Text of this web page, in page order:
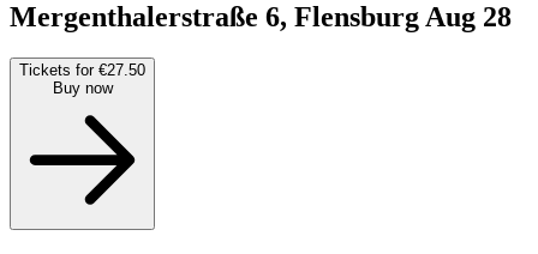
Mergenthalerstraße 6, FlensburgAug 28
Tickets for €27.50
Buy now